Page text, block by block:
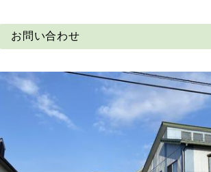
お問い合わせ